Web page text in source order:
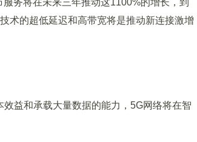
务将在未来三年推动这1100%的增长，到
术的超低延迟和高带宽将是推动新连接激增
益和承载大量数据的能力，5G网络将在智